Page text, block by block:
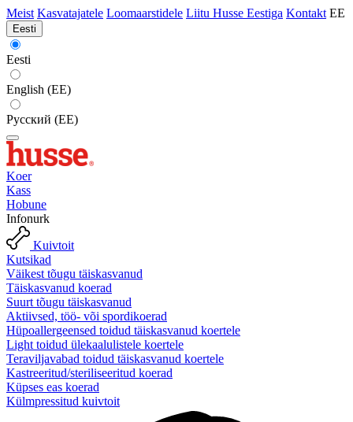
Meist Kasvatajatele Loomaarstidele Liitu Husse Eestiga Kontakt EE
Eesti
Eesti
English (EE)
Русский (EE)
Koer
Kass
Hobune
Infonurk
Kuivtoit
Kutsikad
Väikest tõugu täiskasvanud
Täiskasvanud koerad
Suurt tõugu täiskasvanud
Aktiivsed, töö- või spordikoerad
Hüpoallergeensed toidud täiskasvanud koertele
Light toidud ülekaalulistele koertele
Teraviljavabad toidud täiskasvanud koertele
Kastreeritud/steriliseeritud koerad
Küpses eas koerad
Külmpressitud kuivtoit